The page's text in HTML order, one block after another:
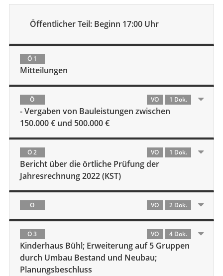
Öffentlicher Teil: Beginn 17:00 Uhr
Ö 1
Mitteilungen
Ö VO 1 Dok.
- Vergaben von Bauleistungen zwischen
150.000 € und 500.000 €
Ö 2 VO 1 Dok.
Bericht über die örtliche Prüfung der
Jahresrechnung 2022 (KST)
Ö VO 2 Dok.
Ö 3 VO 4 Dok.
Kinderhaus Bühl; Erweiterung auf 5 Gruppen
durch Umbau Bestand und Neubau;
Planungsbeschluss